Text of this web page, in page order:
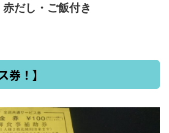
だし・ご飯付き
券！】